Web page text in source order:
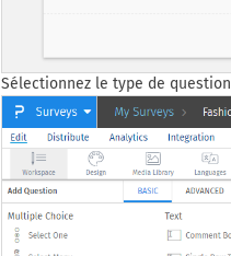
Sélectionnez le type de question